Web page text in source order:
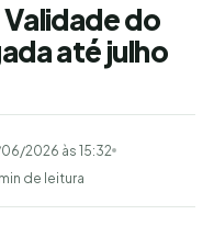
do
até julho
2026 às 15:32
de leitura